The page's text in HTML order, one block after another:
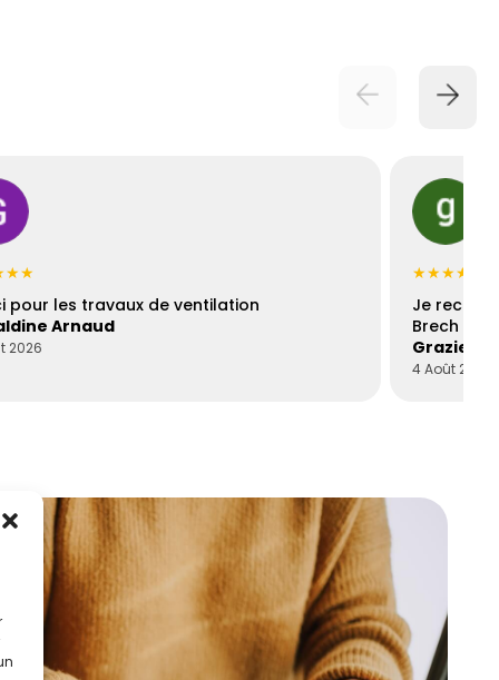
pour les travaux de ventilation
Arnaud
2026
★★★★★
Je
Brech est
Graziella
4 Août 2026